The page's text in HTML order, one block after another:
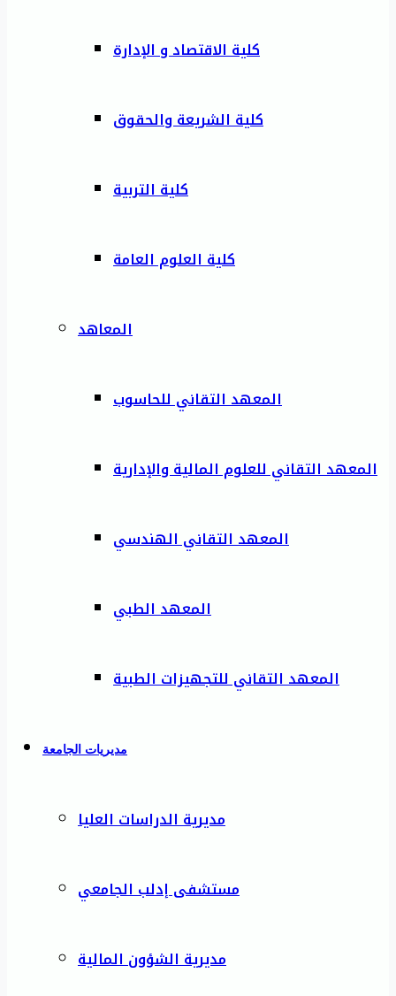
كلية الاقتصاد و الإدارة
كلية الشريعة والحقوق
كلية التربية
كلية العلوم العامة
المعاهد
المعهد التقاني للحاسوب
المعهد التقاني للعلوم المالية والإدارية
المعهد التقاني الهندسي
المعهد الطبي
المعهد التقاني للتجهيزات الطبية
مديريات الجامعة
مديرية الدراسات العليا
مستشفى إدلب الجامعي
مديرية الشؤون المالية